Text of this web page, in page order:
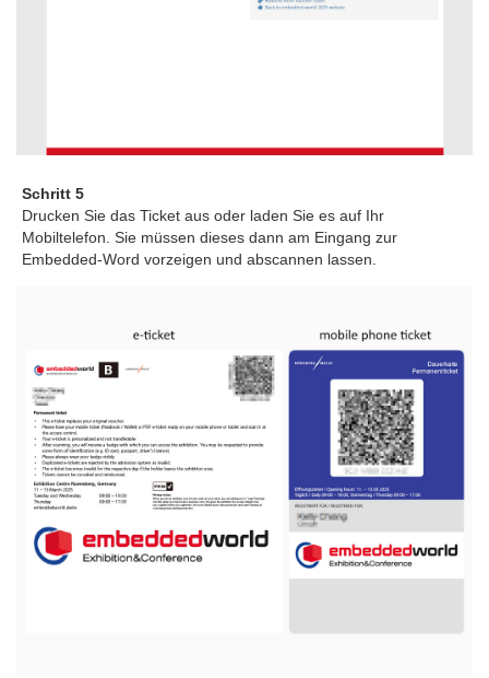
Schritt 5
Drucken Sie das Ticket aus oder laden Sie es auf Ihr
Mobiltelefon. Sie müssen dieses dann am Eingang zur
Embedded-Word vorzeigen und abscannen lassen.